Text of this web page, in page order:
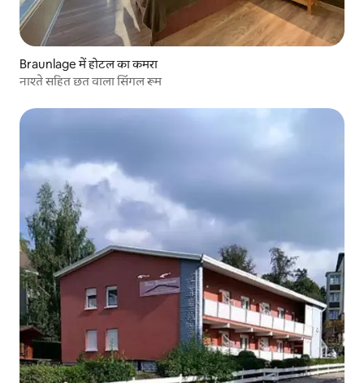
Braunlage में होटल का कमरा
नाश्ते सहित छत वाला सिंगल रूम